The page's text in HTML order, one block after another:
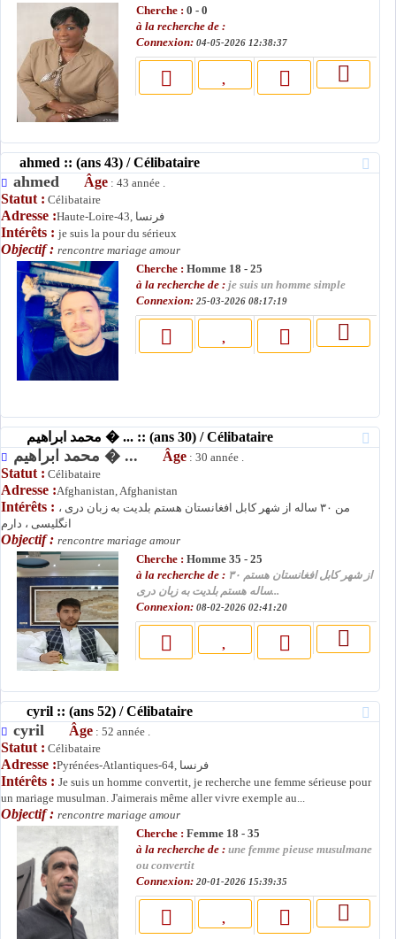
Cherche : 0 - 0
à la recherche de :
Connexion: 04-05-2026 12:38:37
ahmed :: (ans 43) / Célibataire
ahmed Âge : 43 année .
Statut : Célibataire
Adresse : Haute-Loire-43, فرنسا
Intérêts : je suis la pour du sérieux
Objectif : rencontre mariage amour
Cherche : Homme 18 - 25
à la recherche de : je suis un homme simple
Connexion: 25-03-2026 08:17:19
محمد ابراهیم � ... :: (ans 30) / Célibataire
محمد ابراهیم � ... Âge : 30 année .
Statut : Célibataire
Adresse :Afghanistan, Afghanistan
Intérêts : من ۳۰ ساله از شهر کابل افغانستان هستم بلدیت به زبان دری ،
انگلیسی ، دارم
Objectif : rencontre mariage amour
Cherche : Homme 35 - 25
à la recherche de : از شهر کابل افغانستان هستم ۳۰
ساله هستم بلدیت به زبان دری...
Connexion: 08-02-2026 02:41:20
cyril :: (ans 52) / Célibataire
cyril Âge : 52 année .
Statut : Célibataire
Adresse : Pyrénées-Atlantiques-64, فرنسا
Intérêts : Je suis un homme convertit, je recherche une femme sérieuse pour
un mariage musulman. J'aimerais même aller vivre exemple au...
Objectif : rencontre mariage amour
Cherche : Femme 18 - 35
à la recherche de : une femme pieuse musulmane
ou convertit
Connexion: 20-01-2026 15:39:35